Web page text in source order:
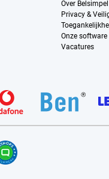
Over Belsimpel
Privacy &
Onze software
Vacatures